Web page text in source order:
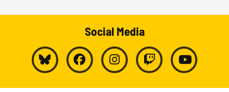
Social Media